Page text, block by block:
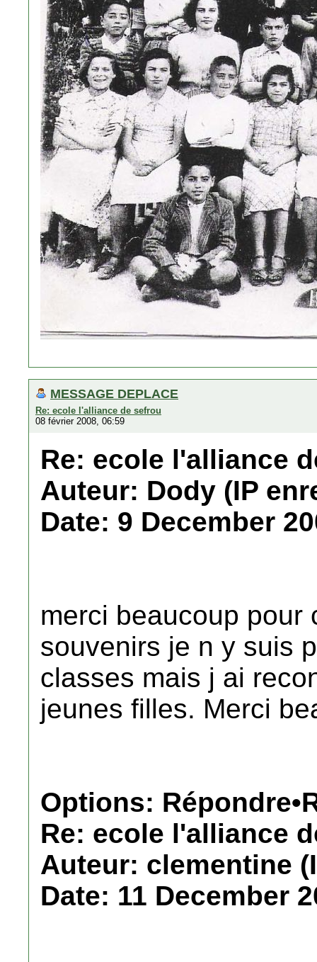
MESSAGE DEPLACE
Re: ecole l'alliance de sefrou
08 février 2008, 06:59
Re: ecole l'alliance
Auteur: Dody (IP
Date: 9 December
merci beaucoup pour
souvenirs je n y suis
classes mais j ai
jeunes filles. Merci
Options:
Re: ecole l'alliance
Auteur: clementine
Date: 11 December